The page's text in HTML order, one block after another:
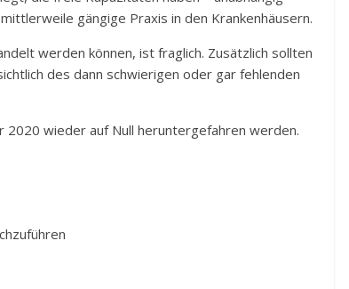
gängige Praxis in den Krankenhäusern.
werden können, ist fraglich. Zusätzlich sollten
des dann schwierigen oder gar fehlenden
2020 wieder auf Null heruntergefahren werden.